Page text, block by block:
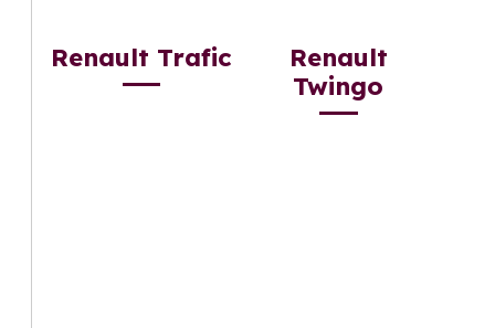
Renault Trafic
Renault
Twingo